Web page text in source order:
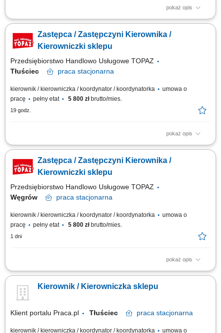
pokaż opis
Twoje główne zadania: zarządzanie sklepem tak, aby funkcjonował na jak
Topaz; kierowanie i organizacja pracy zespołu; odpowiedzialność za
wyniki sprzedażowe sklepu i realizację określonych celów biznesowych;
Zastępca / Zastępczyni Kierownika /
Kierowniczki sklepu
Przedsiębiorstwo Handlowo Usługowe TOPAZ
Tłuściec
praca stacjonarna
kierownik / kierowniczka / koordynator / koordynatorka
umowa o
pracę
pełny etat 5 800 złbrutto/mies.
19 godz.
pokaż opis
Twoje główne zadania: efektywna współpraca z
organizacji pracy zespołu i planowaniu grafików pracy; współpraca w
realizacji wyników sprzedażowych sklepu; współpraca w zadaniach
Zastępca / Zastępczyni Kierownika /
Kierowniczki sklepu
Przedsiębiorstwo Handlowo Usługowe TOPAZ
Węgrów
praca stacjonarna
kierownik / kierowniczka / koordynator / koordynatorka
umowa o
pracę
pełny etat 5 800 złbrutto/mies.
1 dni
pokaż opis
Twoje główne zadania: efektywna współpraca z
organizacji pracy zespołu i planowaniu grafików pracy; współpraca w
realizacji wyników sprzedażowych sklepu; współpraca w zadaniach
Kierownik / Kierowniczka sklepu
Klient portalu Praca.pl Tłuściec praca stacjonarna
kierownik / kierowniczka / koordynator / koordynatorka
umowa o